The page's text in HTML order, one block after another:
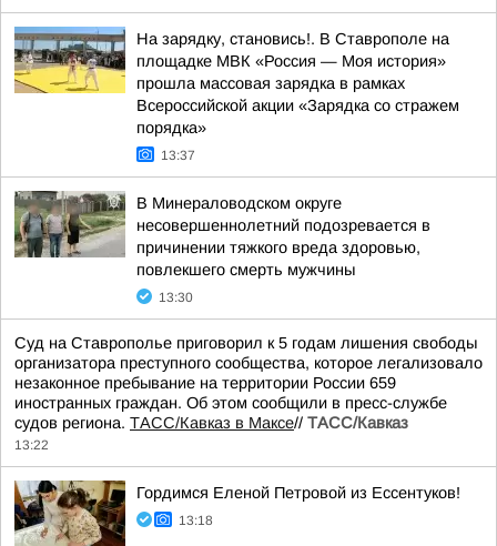
На зарядку, становись!. В Ставрополе на
площадке МВК «Россия — Моя история»
прошла массовая зарядка в рамках
Всероссийской акции «Зарядка со стражем
порядка»
13:37
В Минераловодском округе
несовершеннолетний подозревается в
причинении тяжкого вреда здоровью,
повлекшего смерть мужчины
13:30
Суд на Ставрополье приговорил к 5 годам лишения свободы
организатора преступного сообщества, которое легализовало
незаконное пребывание на территории России 659
иностранных граждан. Об этом сообщили в пресс-службе
судов региона. ТАСС/Кавказ в Максе// ТАСС/Кавказ
13:22
Гордимся Еленой Петровой из Ессентуков!
13:18